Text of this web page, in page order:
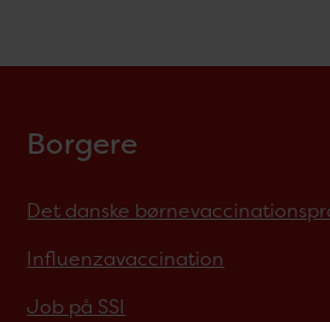
Borgere
Det danske
Influenzavaccination
Job på SSI